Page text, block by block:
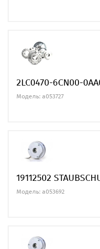
2LC0470-6CN00-
Модель: a053727
19112502
Модель: a053692